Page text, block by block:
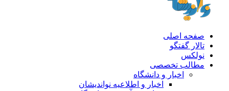
صفحه اصلی
تالار گفتگو
نولکس
مطالب تخصصی
اخبار و دانشگاه
اخبار و اطلاعیه نواندیشان